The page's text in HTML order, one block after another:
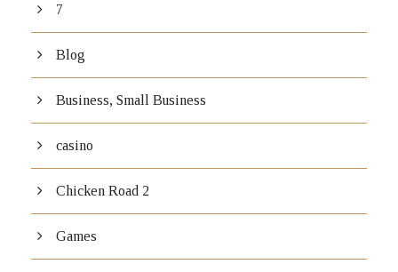
7
Blog
Business, Small Business
casino
Chicken Road 2
Games